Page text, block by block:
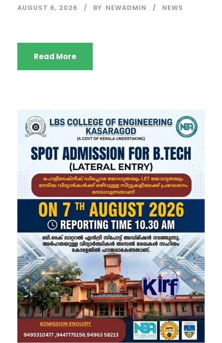
AUGUST 6, 2026 BY NEWADMIN NEWS
Read More